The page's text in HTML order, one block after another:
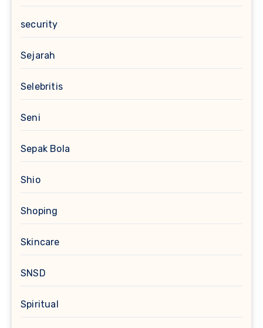
security
Sejarah
Selebritis
Seni
Sepak Bola
Shio
Shoping
Skincare
SNSD
Spiritual